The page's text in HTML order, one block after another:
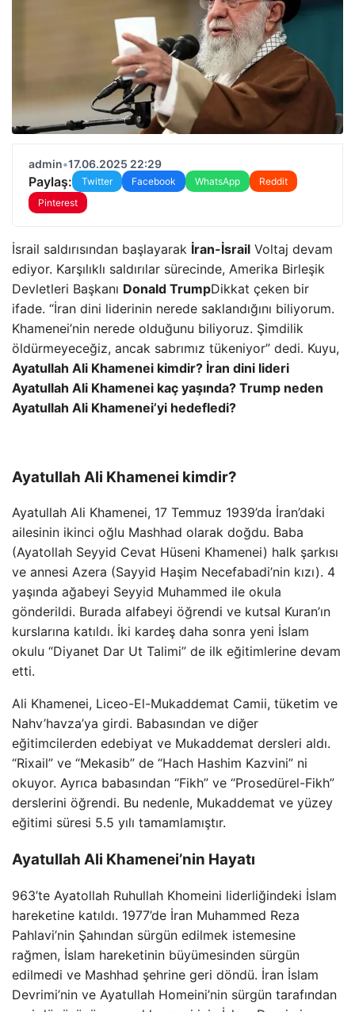
admin•17.06.2025 22:29
Paylaş: Twitter Facebook WhatsApp
Reddit
Pinterest
İsrail saldırısından başlayarak İran-İsrail Voltaj devam
ediyor. Karşılıklı saldırılar sürecinde, Amerika Birleşik
Devletleri Başkanı Donald TrumpDikkat çeken bir
ifade. “İran dini liderinin nerede saklandığını biliyorum.
Khamenei’nin nerede olduğunu biliyoruz. Şimdilik
öldürmeyeceğiz, ancak sabrımız tükeniyor” dedi. Kuyu,
Ayatullah Ali Khamenei kimdir? İran dini lideri
Ayatullah Ali Khamenei kaç yaşında? Trump neden
Ayatullah Ali Khamenei’yi hedefledi?
Ayatullah Ali Khamenei kimdir?
Ayatullah Ali Khamenei, 17 Temmuz 1939’da İran’daki
ailesinin ikinci oğlu Mashhad olarak doğdu. Baba
(Ayatollah Seyyid Cevat Hüseni Khamenei) halk şarkısı
ve annesi Azera (Sayyid Haşim Necefabadi’nin kızı). 4
yaşında ağabeyi Seyyid Muhammed ile okula
gönderildi. Burada alfabeyi öğrendi ve kutsal Kuran’ın
kurslarına katıldı. İki kardeş daha sonra yeni İslam
okulu “Diyanet Dar Ut Talimi” de ilk eğitimlerine devam
etti.
Ali Khamenei, Liceo-El-Mukaddemat Camii, tüketim ve
Nahv’havza’ya girdi. Babasından ve diğer
eğitimcilerden edebiyat ve Mukaddemat dersleri aldı.
“Rixail” ve “Mekasib” de “Hach Hashim Kazvini” ni
okuyor. Ayrıca babasından “Fikh” ve “Prosedürel-Fikh”
derslerini öğrendi. Bu nedenle, Mukaddemat ve yüzey
eğitimi süresi 5.5 yılı tamamlamıştır.
Ayatullah Ali Khamenei’nin Hayatı
963’te Ayatollah Ruhullah Khomeini liderliğindeki İslam
hareketine katıldı. 1977’de İran Muhammed Reza
Pahlavi’nin Şahından sürgün edilmek istemesine
rağmen, İslam hareketinin büyümesinden sürgün
edilmedi ve Mashhad şehrine geri döndü. İran İslam
Devrimi’nin ve Ayatullah Homeini’nin sürgün tarafından